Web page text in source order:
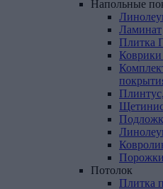
Напольные
Ламинат
Плитка
Порожки
Потолок
Плитка